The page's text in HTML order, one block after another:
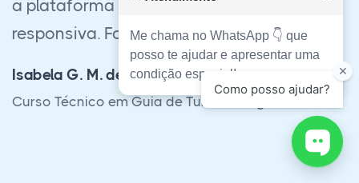
América do Sul
Me chama no WhatsApp 👇 que
posso te ajudar e apresentar uma
condição especial!